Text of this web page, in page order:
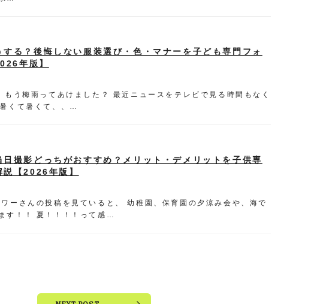
る？後悔しない服装選び・色・マナーを子ども専門フォ
年版】
う梅雨ってあけました？ 最近ニュースをテレビで見る時間もなく
くて暑くて、、…
撮影どっちがおすすめ？メリット・デメリットを子供専
説【2026年版】
ーさんの投稿を見ていると、 幼稚園、保育園の夕涼み会や、海で
す！！ 夏！！！！って感…